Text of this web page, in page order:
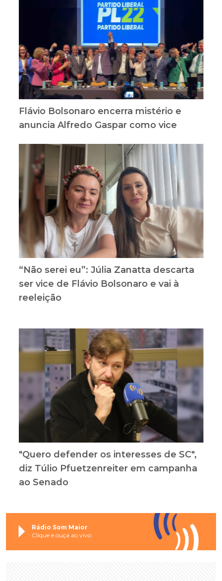
Flávio Bolsonaro encerra mistério e
anuncia Alfredo Gaspar como vice
“Não serei eu”: Júlia Zanatta descarta
ser vice de Flávio Bolsonaro e vai à
reeleição
"Quero defender os interesses de SC",
diz Túlio Pfuetzenreiter em campanha
ao Senado
Rádio Som Maior
Clique e ouça ao vivo